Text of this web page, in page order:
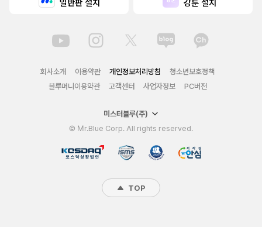
일반판 설치 강툰 설치
회사소개 이용약관 개인정보처리방침
청소년보호정책
블루머니이용약관
고객센터 사업자정보 PC버전
미스터블루(주)
© Mr.Blue Corp. All rights reserved.
TOP